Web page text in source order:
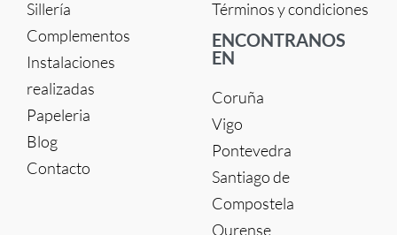
Sillería
Complementos
Instalaciones
realizadas
Papeleria
Blog
Contacto
Términos y condiciones
ENCONTRANOS
EN
Coruña
Vigo
Pontevedra
Santiago de
Compostela
Ourense